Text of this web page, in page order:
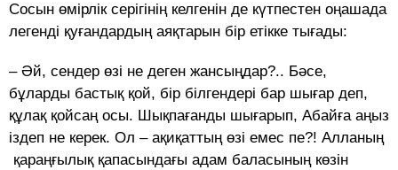
Сосын өмірлік серігінің келгенін де күтпестен оңашада
легенді қуғандардың аяқтарын бір етікке тығады:
– Әй, сендер өзі не деген жансыңдар?.. Бәсе,
бұларды бастық қой, бір білгендері бар шығар деп,
құлақ қойсаң осы. Шықпағанды шығарып, Абайға аңыз
іздеп не керек. Ол – ақиқаттың өзі емес пе?! Алланың
қараңғылық қапасындағы адам баласының көзін